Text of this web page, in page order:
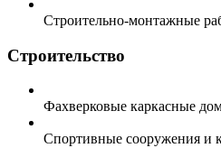
Строительно-монтажные
Строительство
Фахверковые каркасные
Спортивные сооружения и